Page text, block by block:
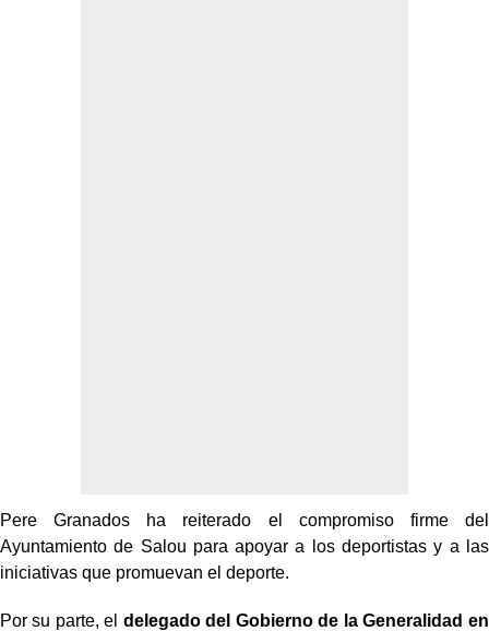
Pere Granados ha reiterado el compromiso firme del
Ayuntamiento de Salou para apoyar a los deportistas y a las
iniciativas que promuevan el deporte.
Por su parte, el delegado del Gobierno de la Generalidad en